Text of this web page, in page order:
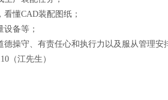
懂CAD装配图纸；
备等；
德操守、有责任心和执行力以及服从管理安
（江先生）